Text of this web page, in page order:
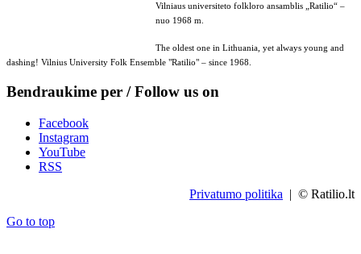
Vilniaus universiteto folkloro ansamblis „Ratilio“ –
nuo 1968 m.
The oldest one in Lithuania, yet always young and
dashing! Vilnius University Folk Ensemble "Ratilio" – since 1968.
Bendraukime per / Follow us on
Facebook
Instagram
YouTube
RSS
Privatumo politika | © Ratilio.lt
Go to top